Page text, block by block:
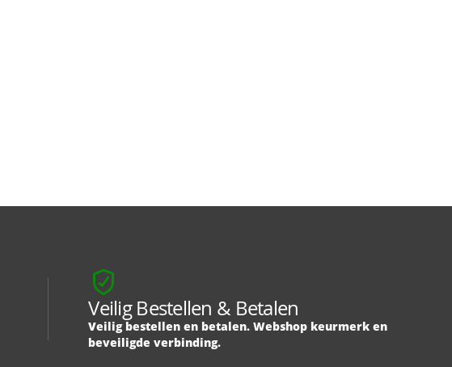
Veilig Bestellen & Betalen
Veilig bestellen en betalen. Webshop keurmerk en
beveiligde verbinding.